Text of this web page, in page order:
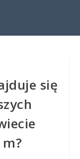
się